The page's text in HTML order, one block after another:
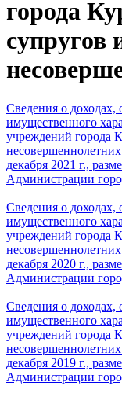
города
супругов
Сведения о доходах,
имущественного
учреждений города
несовершеннолетних
декабря 2021 г.,
Администрации
Сведения о доходах,
имущественного
учреждений города
несовершеннолетних
декабря 2020 г.,
Администрации
Сведения о доходах,
имущественного
учреждений города
несовершеннолетних
декабря 2019 г.,
Администрации